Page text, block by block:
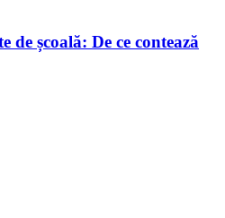
de școală: De ce contează